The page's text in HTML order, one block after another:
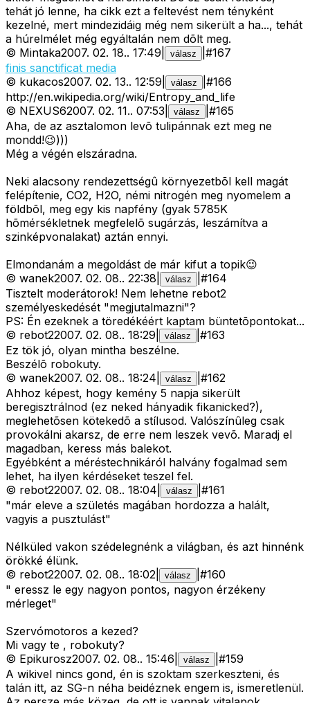
tehát jó lenne, ha cikk ezt a feltevést nem tényként
kezelné, mert mindezidáig még nem sikerült a ha..., tehát
a húrelmélet még egyáltalán nem dõlt meg.
© Mintaka2007. 02. 18.. 17:49 válasz #167
finis sanctificat media
© kukacos2007. 02. 13.. 12:59 válasz #166
http://en.wikipedia.org/wiki/Entropy_and_life
© NEXUS62007. 02. 11.. 07:53 válasz #165
Aha, de az asztalomon levõ tulipánnak ezt meg ne
mondd!😉)))
Még a végén elszáradna.
Neki alacsony rendezettségû környezetbõl kell magát
felépítenie, CO2, H2O, némi nitrogén meg nyomelem a
földbõl, meg egy kis napfény (gyak 5785K
hõmérsékletnek megfelelõ sugárzás, leszámítva a
szinképvonalakat) aztán ennyi.
Elmondanám a megoldást de már kifut a topik😉
© wanek2007. 02. 08.. 22:38 válasz #164
Tisztelt moderátorok! Nem lehetne rebot2
személyeskedését "megjutalmazni"?
PS: Én ezeknek a töredékéért kaptam büntetõpontokat...
© rebot22007. 02. 08.. 18:29 válasz #163
Ez tök jó, olyan mintha beszélne.
Beszélõ robokuty.
© wanek2007. 02. 08.. 18:24 válasz #162
Ahhoz képest, hogy kemény 5 napja sikerült
beregisztrálnod (ez neked hányadik fikanicked?),
meglehetõsen kötekedõ a stílusod. Valószínûleg csak
provokálni akarsz, de erre nem leszek vevõ. Maradj el
magadban, keress más balekot.
Egyébként a méréstechnikáról halvány fogalmad sem
lehet, ha ilyen kérdéseket teszel fel.
© rebot22007. 02. 08.. 18:04 válasz #161
"már eleve a születés magában hordozza a halált,
vagyis a pusztulást"
Nélküled vakon szédelegnénk a világban, és azt hinnénk
örökké élünk.
© rebot22007. 02. 08.. 18:02 válasz #160
" eressz le egy nagyon pontos, nagyon érzékeny
mérleget"
Szervómotoros a kezed?
Mi vagy te , robokuty?
© Epikurosz2007. 02. 08.. 15:46 válasz #159
A wikivel nincs gond, én is szoktam szerkeszteni, és
talán itt, az SG-n néha beidéznek engem is, ismeretlenül.